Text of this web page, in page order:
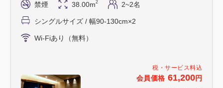
税・サービス料込
会員価格 61,200円
禁煙 38.00m2 2~2名
シングルサイズ / 幅90-130cm×2
Wi-Fiあり（無料）